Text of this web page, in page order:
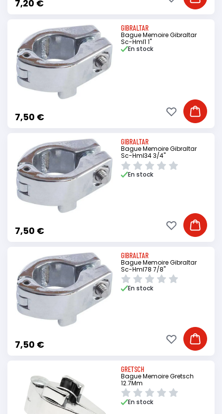
7,20 €
GIBRALTAR
Bague Memoire Gibraltar
Sc-Hml1 1"
7,50 €
En stock
Ajouter
Ajouter à ma
GIBRALTAR
Bague Memoire Gibraltar
Sc-Hml34 3/4"
7,50 €
En stock
Ajouter
Ajouter à ma
GIBRALTAR
Bague Memoire Gibraltar
Sc-Hml78 7/8"
7,50 €
En stock
Ajouter
Ajouter à ma
GRETSCH
Bague Memoire Gretsch
12.7Mm
En stock